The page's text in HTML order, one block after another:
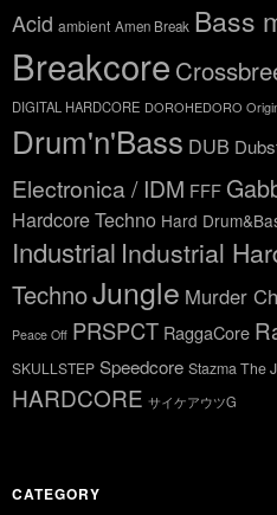
Acid ambient Amen Break Bass
Breakcore
DIGITAL HARDCORE DOROHEDORO
Drum'n'Bass DUB
Electronica / IDM FFF
Hardcore Techno Hard
Industrial Industrial
TechnoJungle Murder
Peace Off PRSPCT RaggaCore
SKULLSTEP Speedcore Stazma The
HARDCORE サイケアウツG
CATEGORY